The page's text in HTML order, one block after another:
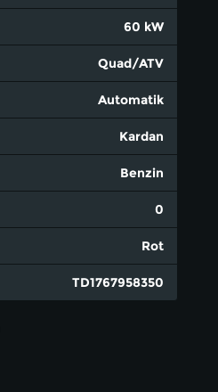
60 kW
Quad/ATV
Automatik
Kardan
Benzin
0
Rot
TD1767958350